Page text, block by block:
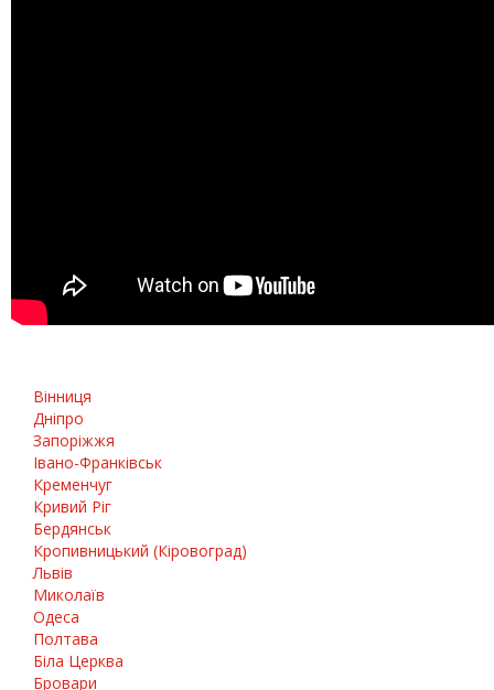
Вінниця
Дніпро
Запоріжжя
Івано-Франківськ
Кременчуг
Кривий Ріг
Бердянськ
Кропивницький (Кіровоград)
Львів
Миколаїв
Одеса
Полтава
Біла Церква
Бровари